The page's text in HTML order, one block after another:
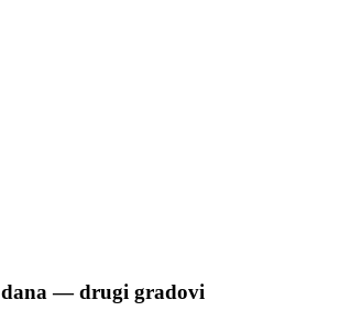
dana — drugi gradovi